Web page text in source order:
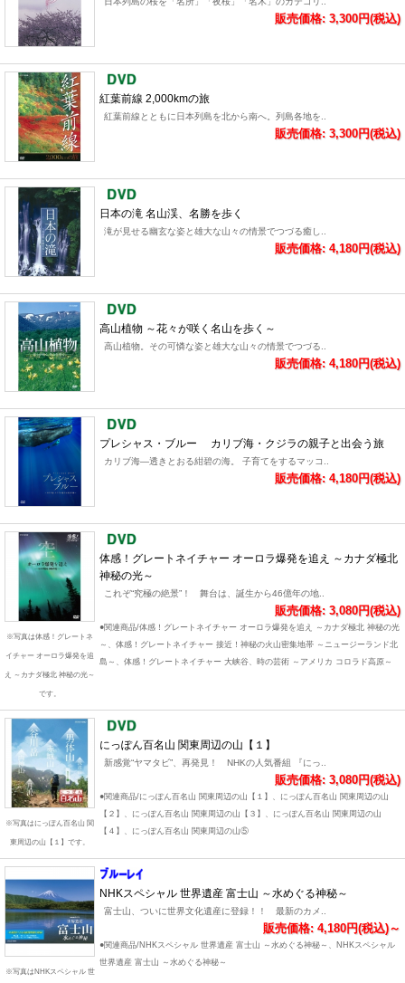
販売価格: 3,300円(税込)
紅葉前線 2,000kmの旅
紅葉前線とともに日本列島を北から南へ。列島各地を..
販売価格: 3,300円(税込)
日本の滝 名山渓、名勝を歩く
滝が見せる幽玄な姿と雄大な山々の情景でつづる癒し..
販売価格: 4,180円(税込)
高山植物 ～花々が咲く名山を歩く～
高山植物。その可憐な姿と雄大な山々の情景でつづる..
販売価格: 4,180円(税込)
プレシャス・ブルー カリブ海・クジラの親子と出会う旅
カリブ海―透きとおる紺碧の海。 子育てをするマッコ..
販売価格: 4,180円(税込)
※写真は体感！グレートネ
イチャー オーロラ爆発を追
え ～カナダ極北 神秘の光～
です。
体感！グレートネイチャー オーロラ爆発を追え ～カナダ極北
神秘の光～
これぞ“究極の絶景”！ 舞台は、誕生から46億年の地..
販売価格: 3,080円(税込)
●関連商品/体感！グレートネイチャー オーロラ爆発を追え ～カナダ極北 神秘の光
～、体感！グレートネイチャー 接近！神秘の火山密集地帯 ～ニュージーランド北
島～、体感！グレートネイチャー 大峡谷、時の芸術 ～アメリカ コロラド高原～
※写真はにっぽん百名山 関
東周辺の山【１】です。
にっぽん百名山 関東周辺の山【１】
新感覚“ヤマタビ”、再発見！ NHKの人気番組 『にっ..
販売価格: 3,080円(税込)
●関連商品/にっぽん百名山 関東周辺の山【１】、にっぽん百名山 関東周辺の山
【２】、にっぽん百名山 関東周辺の山【３】、にっぽん百名山 関東周辺の山
【４】、にっぽん百名山 関東周辺の山⑤
※写真はNHKスペシャル 世
NHKスペシャル 世界遺産 富士山 ～水めぐる神秘～
富士山、ついに世界文化遺産に登録！！ 最新のカメ..
販売価格: 4,180円(税込)～
●関連商品/NHKスペシャル 世界遺産 富士山 ～水めぐる神秘～、NHKスペシャル
世界遺産 富士山 ～水めぐる神秘～